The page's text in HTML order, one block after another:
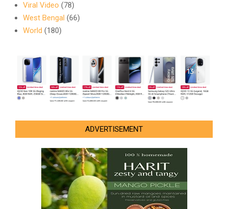
Viral Video (78)
West Bengal (66)
World (180)
ADVERTISEMENT